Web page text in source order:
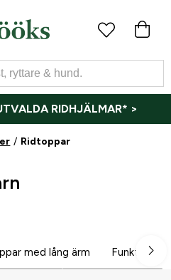
RIDHJÄLMAR* >
Ridtoppar
med lång ärm